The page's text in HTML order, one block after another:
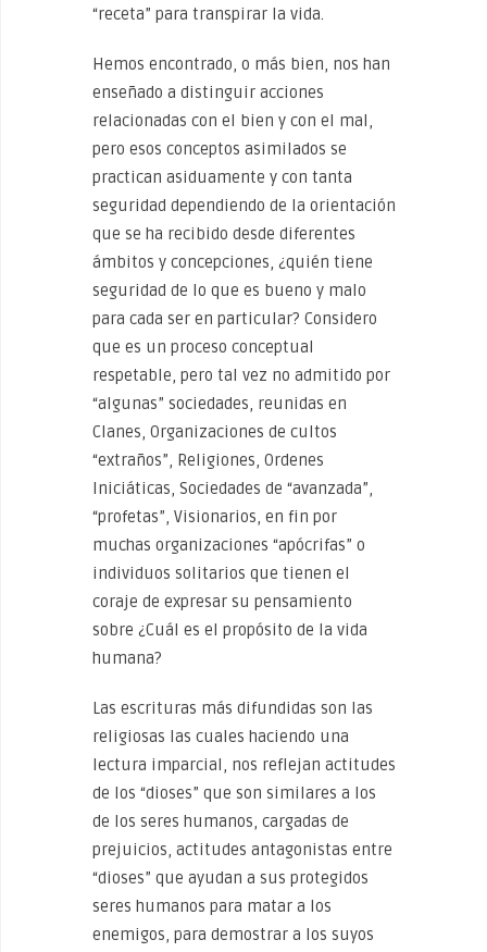
“receta” para transpirar la vida.
Hemos encontrado, o más bien, nos han
enseñado a distinguir acciones
relacionadas con el bien y con el mal,
pero esos conceptos asimilados se
practican asiduamente y con tanta
seguridad dependiendo de la orientación
que se ha recibido desde diferentes
ámbitos y concepciones, ¿quién tiene
seguridad de lo que es bueno y malo
para cada ser en particular? Considero
que es un proceso conceptual
respetable, pero tal vez no admitido por
“algunas” sociedades, reunidas en
Clanes, Organizaciones de cultos
“extraños”, Religiones, Ordenes
Iniciáticas, Sociedades de “avanzada”,
“profetas”, Visionarios, en fin por
muchas organizaciones “apócrifas” o
individuos solitarios que tienen el
coraje de expresar su pensamiento
sobre ¿Cuál es el propósito de la vida
humana?
Las escrituras más difundidas son las
religiosas las cuales haciendo una
lectura imparcial, nos reflejan actitudes
de los “dioses” que son similares a los
de los seres humanos, cargadas de
prejuicios, actitudes antagonistas entre
“dioses” que ayudan a sus protegidos
seres humanos para matar a los
enemigos, para demostrar a los suyos